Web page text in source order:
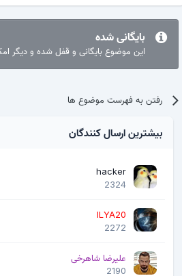
بایگانی شده
این موضوع بایگانی و قفل شده و دیگر
رفتن به فهرست موضوع ها
بیشترین ارسال کنندگان
hacker
2324
ILYA20
2272
علیرضا شاهرخی
2190